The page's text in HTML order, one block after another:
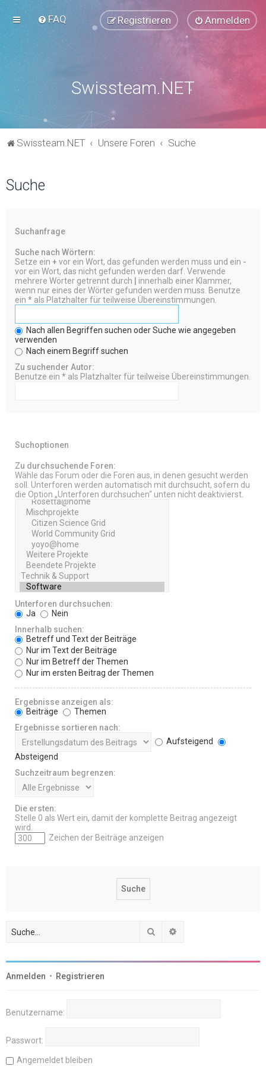
FAQ Anmelden
Registrieren
Swissteam.NET
Swissteam.NET Unsere Foren Suche
Suche
Suchanfrage
Suche nach Wörtern:
Setze ein + vor ein Wort, das gefunden werden muss und ein -
vor ein Wort, das nicht gefunden werden darf. Verwende
mehrere Wörter getrennt durch
innerhalb einer Klammer,
wenn nur eines der Wörter gefunden werden muss. Benutze
ein * als Platzhalter für teilweise Übereinstimmungen.
Nach allen Begriffen suchen oder Suche wie angegeben
verwenden
Nach einem Begriff suchen
Zu suchender Autor:
Benutze ein * als Platzhalter für teilweise Übereinstimmungen.
Suchoptionen
Zu durchsuchende Foren:
Wähle das Forum oder die Foren aus, in denen gesucht werden
soll. Unterforen werden automatisch mit durchsucht, sofern du
die Option „Unterforen durchsuchen“ unten nicht deaktivierst.
Unterforen durchsuchen:
Ja
Nein
Innerhalb suchen:
Betreff und Text der Beiträge
Nur im Text der Beiträge
Nur im Betreff der Themen
Nur im ersten Beitrag der Themen
Ergebnisse anzeigen als:
Beiträge
Themen
Ergebnisse sortieren nach:
Aufsteigend
Absteigend
Suchzeitraum begrenzen:
Die ersten:
Stelle 0 als Wert ein, damit der komplette Beitrag angezeigt
wird.
Zeichen der Beiträge anzeigen
Suche
Anmelden • Registrieren
Benutzername:
Passwort:
Angemeldet bleiben